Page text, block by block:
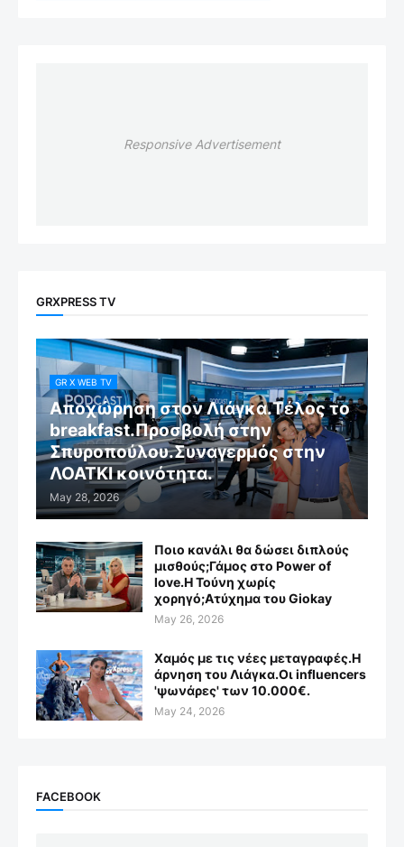
Responsive Advertisement
GRXPRESS TV
GR X WEB TV
Αποχώρηση στον Λιάγκα.Τέλος το
breakfast.Προσβολή στην
Σπυροπούλου.Συναγερμός στην
ΛΟΑΤΚΙ κοινότητα.
May 28, 2026
Ποιο κανάλι θα δώσει διπλούς
μισθούς;Γάμος στο Power of
love.Η Τούνη χωρίς
χορηγό;Aτύχημα του Giokay
May 26, 2026
Χαμός με τις νέες μεταγραφές.Η
άρνηση του Λιάγκα.Οι influencers
'ψωνάρες' των 10.000€.
May 24, 2026
FACEBOOK